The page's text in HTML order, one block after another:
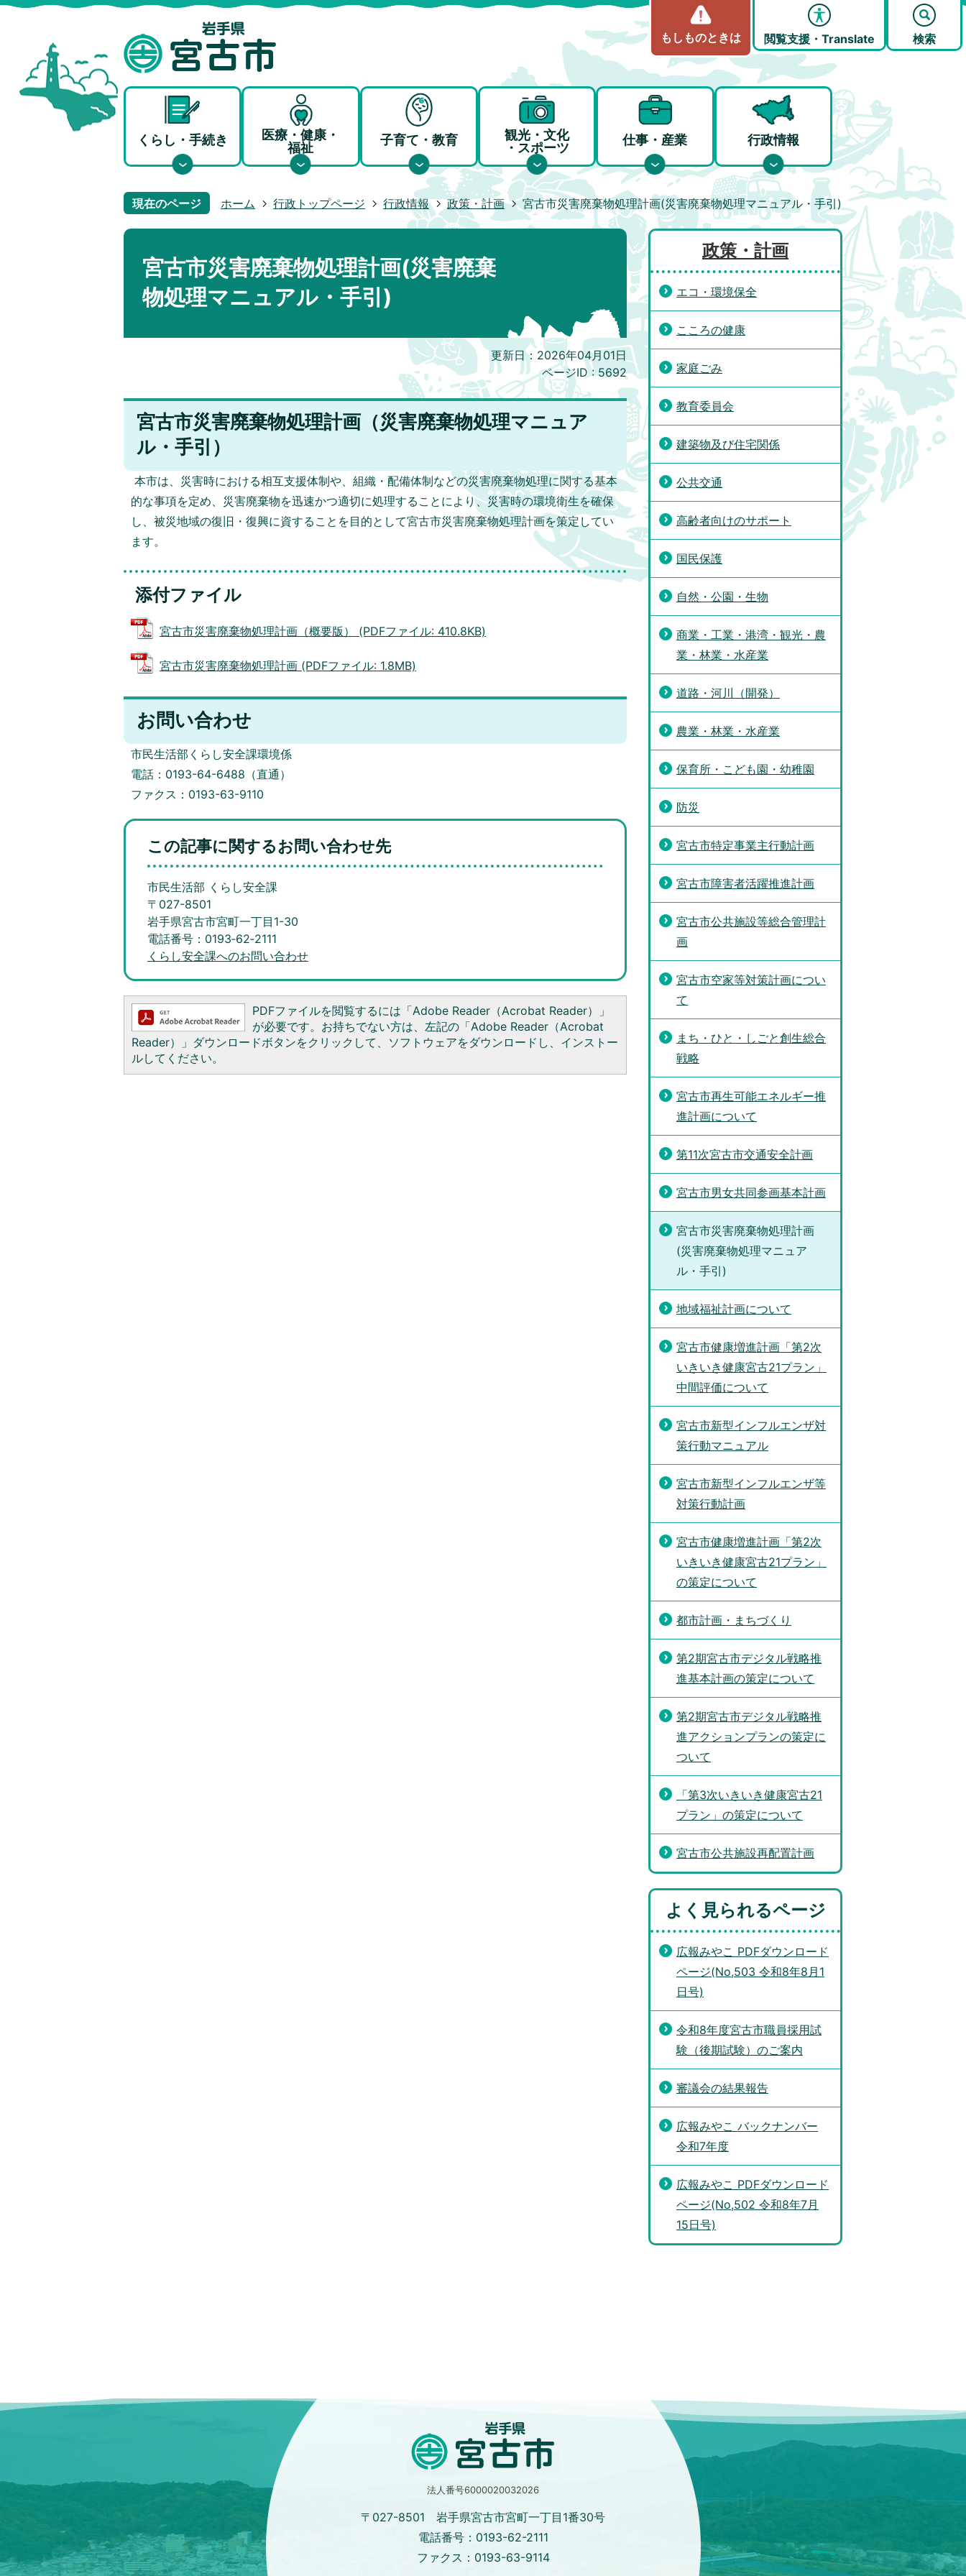
もしものときは 閲覧支援・Translate 検索
くらし・手続き
医療・健康・
福祉
子育て・教育
観光・文化
・スポーツ
仕事・産業 行政情報
現在のページ ホーム 行政トップページ 行政情報 政策・計画 宮古市災害廃棄物処理計画(災害廃棄物処理マニュアル・手引)
宮古市災害廃棄物処理計画(災害廃棄
物処理マニュアル・手引)
更新日：2026年04月01日
ページID :5692
宮古市災害廃棄物処理計画（災害廃棄物処理マニュア
ル・手引）
本市は、災害時における相互支援体制や、組織・配備体制などの災害廃棄物処理に関する基本
的な事項を定め、災害廃棄物を迅速かつ適切に処理することにより、災害時の環境衛生を確保
し、被災地域の復旧・復興に資することを目的として宮古市災害廃棄物処理計画を策定してい
ます。
添付ファイル
宮古市災害廃棄物処理計画（概要版） (PDFファイル: 410.8KB)
宮古市災害廃棄物処理計画 (PDFファイル: 1.8MB)
お問い合わせ
市民生活部くらし安全課環境係
電話：0193-64-6488（直通）
ファクス：0193-63-9110
この記事に関するお問い合わせ先
市民生活部 くらし安全課
〒027-8501
岩手県宮古市宮町一丁目1-30
電話番号：0193‐62‐2111
くらし安全課へのお問い合わせ
PDFファイルを閲覧するには「Adobe Reader（Acrobat Reader）」
が必要です。お持ちでない方は、左記の「Adobe Reader（Acrobat
Reader）」ダウンロードボタンをクリックして、ソフトウェアをダウンロードし、インストー
ルしてください。
政策・計画
エコ・環境保全
こころの健康
家庭ごみ
教育委員会
建築物及び住宅関係
公共交通
高齢者向けのサポート
国民保護
自然・公園・生物
商業・工業・港湾・観光・農
業・林業・水産業
道路・河川（開発）
農業・林業・水産業
保育所・こども園・幼稚園
防災
宮古市特定事業主行動計画
宮古市障害者活躍推進計画
宮古市公共施設等総合管理計
画
宮古市空家等対策計画につい
て
まち・ひと・しごと創生総合
戦略
宮古市再生可能エネルギー推
進計画について
第11次宮古市交通安全計画
宮古市男女共同参画基本計画
宮古市災害廃棄物処理計画
(災害廃棄物処理マニュア
ル・手引)
地域福祉計画について
宮古市健康増進計画「第2次
いきいき健康宮古21プラン」
中間評価について
宮古市新型インフルエンザ対
策行動マニュアル
宮古市新型インフルエンザ等
対策行動計画
宮古市健康増進計画「第2次
いきいき健康宮古21プラン」
の策定について
都市計画・まちづくり
第2期宮古市デジタル戦略推
進基本計画の策定について
第2期宮古市デジタル戦略推
進アクションプランの策定に
ついて
「第3次いきいき健康宮古21
プラン」の策定について
宮古市公共施設再配置計画
よく見られるページ
広報みやこ PDFダウンロード
ページ(No,503 令和8年8月1
日号)
令和8年度宮古市職員採用試
験（後期試験）のご案内
審議会の結果報告
広報みやこ バックナンバー
令和7年度
広報みやこ PDFダウンロード
ページ(No,502 令和8年7月
15日号)
法人番号6000020032026
〒027-8501 岩手県宮古市宮町一丁目1番30号
電話番号：0193-62-2111
ファクス：0193-63-9114